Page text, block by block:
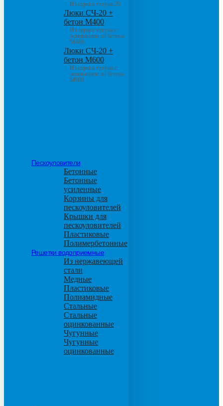
Из серого чугуна 20
Люки СЧ-20 +
бетон М400
Из серого чугуна с
основанием из бетона
М400
Люки СЧ-20 +
бетон М600
Из серого чугуна с
основанием из бетона
М600
Пескоуловители
Бетонные
Бетонные
усиленные
Корзины для
пескоуловителей
Крышки для
пескоуловителей
Пластиковые
Полимербетонные
Решетки водоприемные
Из нержавеющей
стали
Медные
Пластиковые
Полиамидные
Стальные
Стальные
оцинкованные
Чугунные
Чугунные
оцинкованные